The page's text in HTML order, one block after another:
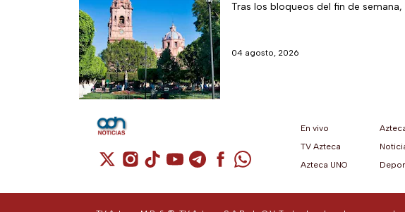
Tras los bloqueos del fin de
04 agosto, 2026
Cuenta de X / Twitter (se abre en una nueva pestaña)
Cuenta de Instagram (se abre en una nueva pestaña)
Cuenta de TikTok (se abre en una nueva pestaña)
Cuenta de YouTube (se abre en una nueva
Cuenta de Telegram (se abre en una
Cuenta de Facebook (se abre en
Cuenta de WhatsApp (se abre
En vivo
TV Azteca
Azteca UNO